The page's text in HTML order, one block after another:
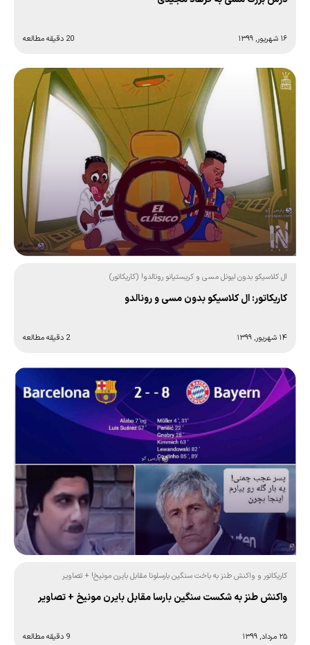
۱۶ شهریور, ۱۳۹۹ 20 دقیقه مطالعه
ال کلاسیکو بدون لیونل مسی و کریستیانو رونالدو! (کاریکاتور)
کاریکاتور: ال کلاسیکو بدون مسی و رونالدو
۱۴ شهریور, ۱۳۹۹ 2 دقیقه مطالعه
کاریکاتور و واکنش طنز به باخت سنگین بارسلونا مقابل بایرن مونیخ! + تصاویر
واکنش طنز به شکست سنگین بارسا مقابل بایرن مونیخ + تصاویر
۲۵ مرداد, ۱۳۹۹ 9 دقیقه مطالعه